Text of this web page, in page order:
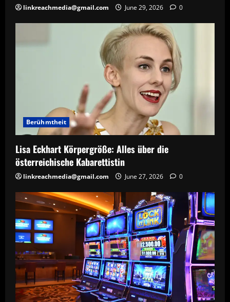
linkreachmedia@gmail.com June 29, 2026 0
Berühmtheit
Lisa Eckhart Körpergröße: Alles über die
österreichische Kabarettistin
linkreachmedia@gmail.com June 27, 2026 0